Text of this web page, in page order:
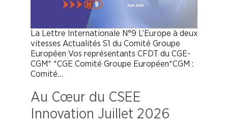
La Lettre Internationale N°9 L’Europe à deux
vitesses Actualités S1 du Comité Groupe
Européen Vos représentants CFDT du CGE-
CGM* *CGE Comité Groupe Européen*CGM :
Comité…
Au Cœur du CSEE
Innovation Juillet 2026